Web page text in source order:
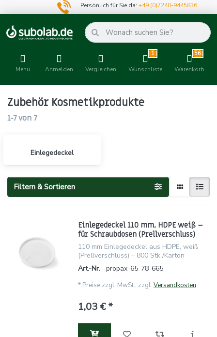
Persönlich für Sie da:+49 (0)7240-9445836
Menü Anmelden Vergleichen
1
Wunschliste
56
Warenkorb
Zubehör Kosmetikprodukte
1-7von 7
Einlegedeckel
Filtern & Sortieren
Einlegedeckel 110 mm, HDPE weiß –
für Schraubdosen (Prellverschluss)
110 mm Einlegedeckel aus HDPE, weiß
(Prellverschluss) – 800 Stk./Karton
Art.-Nr.
propax-65-78-665
* Preise zzgl. MwSt., zzgl. Versandkosten
1,03 € *